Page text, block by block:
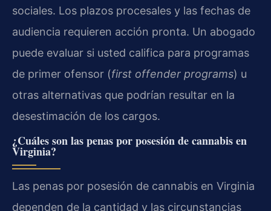
sociales. Los plazos procesales y las fechas de
audiencia requieren acción pronta. Un abogado
puede evaluar si usted califica para programas
de primer ofensor (first offender programs) u
otras alternativas que podrían resultar en la
desestimación de los cargos.
¿Cuáles son las penas por posesión de cannabis en
Virginia?
Las penas por posesión de cannabis en Virginia
dependen de la cantidad y las circunstancias